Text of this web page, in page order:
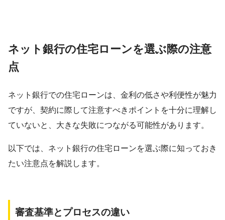
ネット銀行の住宅ローンを選ぶ際の注意
点
ネット銀行での住宅ローンは、金利の低さや利便性が魅力
ですが、契約に際して注意すべきポイントを十分に理解し
ていないと、大きな失敗につながる可能性があります。
以下では、ネット銀行の住宅ローンを選ぶ際に知っておき
たい注意点を解説します。
審査基準とプロセスの違い